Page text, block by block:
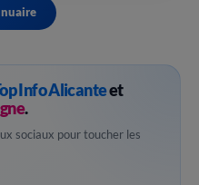
Info Alicanteet
.
sociaux pour toucher les